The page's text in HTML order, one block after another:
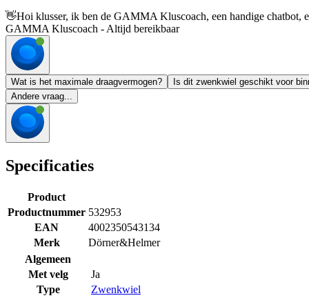
👋Hoi klusser, ik ben de GAMMA Kluscoach, een handige chatbot,
GAMMA Kluscoach - Altijd bereikbaar
Wat is het maximale draagvermogen?
Is dit zwenkwiel geschikt voor
Andere vraag...
Specificaties
Product
Productnummer 532953
EAN
4002350543134
Merk
Dörner&Helmer
Algemeen
Met velg
Ja
Type
Zwenkwiel